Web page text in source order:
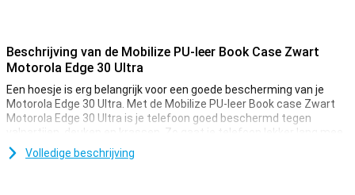
Beschrijving van de Mobilize PU-leer Book Case Zwart
Motorola Edge 30 Ultra
Een hoesje is erg belangrijk voor een goede bescherming van je
Motorola Edge 30 Ultra. Met de Mobilize PU-leer Book case Zwart
Motorola Edge 30 Ultra is je telefoon goed beschermd tegen
valpartijen, deuken en krassen. Zo gaat je telefoon lekker lang mee.
Deze case voor je Motorola Edge 30 Ultra is een hoesje en
Volledige beschrijving